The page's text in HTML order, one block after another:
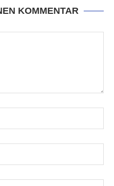
KOMMENTAR